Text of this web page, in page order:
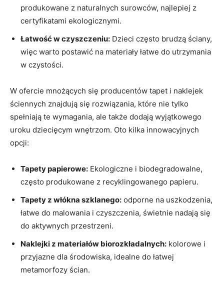
produkowane z naturalnych surowców,⁢ najlepiej z⁤
certyfikatami ekologicznymi.
Łatwość w czyszczeniu: Dzieci ⁣często brudzą ściany,
więc warto postawić na⁣ materiały łatwe ⁣do ⁢utrzymania
w czystości.
W ofercie mnożących się producentów tapet i naklejek
⁤ściennych ⁢znajdują się rozwiązania, które nie ​tylko
spełniają te ⁤wymagania, ale także dodają ‌wyjątkowego
uroku​ dziecięcym ⁤wnętrzom. ​Oto‌ kilka innowacyjnych
opcji:
Tapety​ papierowe: Ekologiczne i biodegradowalne,
często produkowane z recyklingowanego papieru.
Tapety z włókna szklanego: odporne na uszkodzenia,
łatwe do malowania i⁢ czyszczenia, świetnie ​nadają się
do aktywnych przestrzeni.
Naklejki z materiałów biorozkładalnych: kolorowe​ i
⁢przyjazne dla środowiska, idealne do łatwej
metamorfozy ścian.